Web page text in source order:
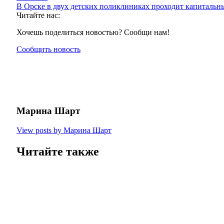
В Орске в двух детских поликлиниках проходит
Читайте нас:
Хочешь поделиться новостью? Сообщи нам!
Сообщить новость
Марина Шарт
View posts by Марина Шарт
Читайте также